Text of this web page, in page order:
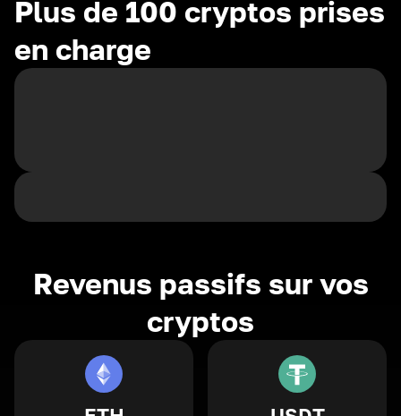
Plus de 100 cryptos prises
en charge
Revenus passifs sur vos
cryptos